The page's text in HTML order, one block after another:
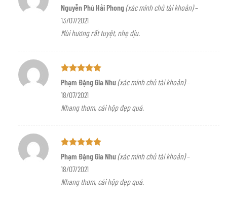
Được xếp
hạng55
sao
Nguyễn Phú Hải Phong(xác minh chủ tài khoản)–
13/07/2021
Mùi hương rất tuyệt, nhẹ dịu.
Được xếp
hạng55
sao
Phạm Đặng Gia Như(xác minh chủ tài khoản)–
18/07/2021
Nhang thơm, cái hộp đẹp quá.
Được xếp
hạng55
sao
Phạm Đặng Gia Như(xác minh chủ tài khoản)–
18/07/2021
Nhang thơm, cái hộp đẹp quá.